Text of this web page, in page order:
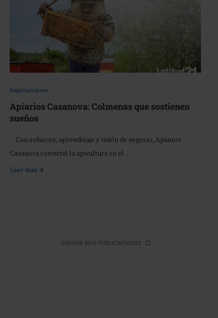
Emprendedores
Apiarios Casanova: Colmenas que sostienen
sueños
Con esfuerzo, aprendizaje y visión de negocio, Apiarios
Casanova convirtió la apicultura en el …
Leer más
CARGAR MÁS PUBLICACIONES